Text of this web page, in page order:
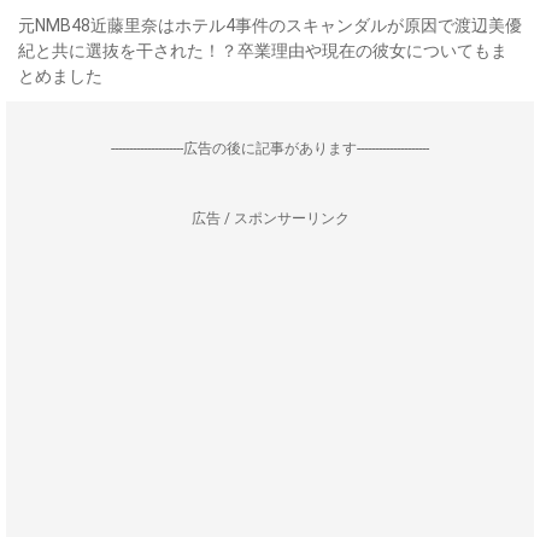
元NMB48近藤里奈はホテル4事件のスキャンダルが原因で渡辺美優
紀と共に選抜を干された！？卒業理由や現在の彼女についてもま
とめました
--------------------広告の後に記事があります--------------------
広告 / スポンサーリンク